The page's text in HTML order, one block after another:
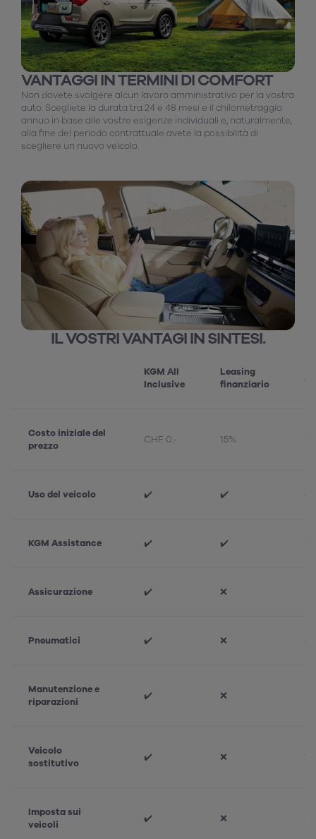
VANTAGGI IN TERMINI DI COMFORT
Non dovete svolgere alcun lavoro amministrativo per la vostra
auto. Scegliete la durata tra 24 e 48 mesi e il chilometraggio
annuo in base alle vostre esigenze individuali e, naturalmente,
alla fine del periodo contrattuale avete la possibilità di
scegliere un nuovo veicolo.
IL VOSTRI VANTAGI IN SINTESI.
KGM All
Inclusive
Leasing
finanziario
Costo iniziale del
prezzo
CHF 0.- 15%
Uso del veicolo ✔️ ✔️
KGM Assistance ✔️ ✔️
Assicurazione ✔️ ❌
Pneumatici ✔️ ❌
Manutenzione e
riparazioni
✔️ ❌
Veicolo
sostitutivo
✔️ ❌
Imposta sui
veicoli
✔️ ❌